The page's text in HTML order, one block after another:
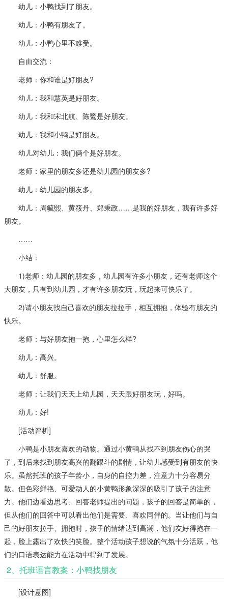
幼儿：小鸭找到了朋友。
幼儿：小鸭有朋友了。
幼儿：小鸭心里不难受。
自由交流：
老师：你和谁是好朋友?
幼儿：我和慧英是好朋友。
幼儿：我和宋北航、陈鹭是好朋友。
幼儿：我和小鸭是好朋友。
幼儿对幼儿：我们俩个是好朋友。
老师：家里的朋友多还是幼儿园的朋友多?
幼儿：幼儿园的朋友多。
幼儿：周毓熙、黄筱丹、郑秉政……是我的好朋友，我有许多好
朋友。
……
小结：
1)老师：幼儿园的朋友多，幼儿园有许多小朋友，还有老师这个
大朋友，只有到幼儿园，才有许多朋友玩，玩起来可快乐了。
2)请小朋友找自己喜欢的朋友拉拉手，相互拥抱，体验有朋友的
快乐。
老师：与好朋友抱一抱，心里怎么样?
幼儿：高兴。
幼儿：舒服。
老师：让我们天天上幼儿园，天天跟好朋友玩，好吗。
幼儿：好!
[活动评析]
小鸭是小朋友喜欢的动物。通过小黄鸭从找不到朋友伤心的哭
了，到后来找到朋友高兴的翻跟斗的剧情，让幼儿感受到有朋友的快
乐。虽然托班的孩子年龄小，自身的自控力差，注意力十分容易分
散。但色彩鲜艳、可爱动人的小黄鸭形象深深的吸引了孩子的注意
力。他们边看边思考、回答老师提出的问题，孩子的回答是简单的，
但从他们的回答中可以看出他们是需要、喜欢同伴的。当让他们与自
己的好朋友拉手、拥抱时，孩子的情绪达到高潮，他们友好得抱在一
起，脸上露出了欢快的笑脸。整个活动孩子想说的气氛十分活跃，他
们的口语表达能力在活动中得到了发展。
2、托班语言教案：小鸭找朋友
[设计意图]